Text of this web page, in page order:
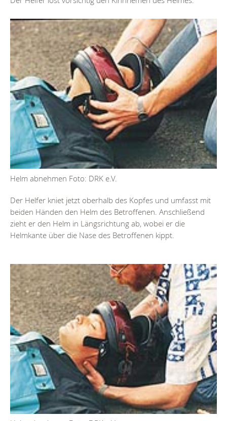
Helm abnehmen Foto: DRK e.V.
Der Helfer kniet jetzt oberhalb des Kopfes und umfasst mit
beiden Händen den Helm des Betroffenen. Anschließend
zieht er den Helm in Längsrichtung ab, wobei er die
Helmkante über die Nase des Betroffenen kippt.